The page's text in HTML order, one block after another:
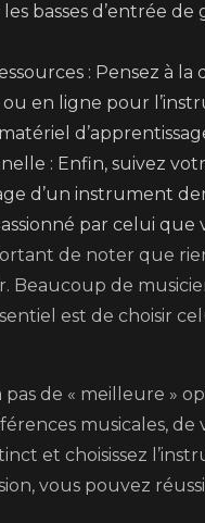
basses d’entrée
: Pensez à
en ligne pour
: Enfin, suivez
d’un instrument
par celui que
de noter que
Beaucoup de
est de choisir
pas de « meilleure »
musicales,
et choisissez
vous pouvez